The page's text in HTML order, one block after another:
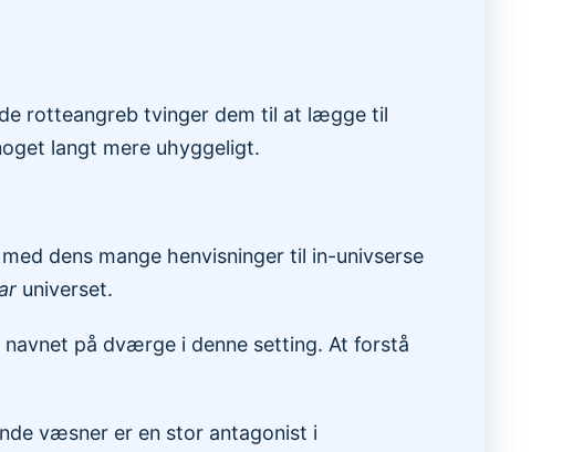
rotteangreb tvinger dem til at lægge til
langt mere uhyggeligt.
dens mange henvisninger til in-univserse
universet.
på dværge i denne setting. At forstå
væsner er en stor antagonist i